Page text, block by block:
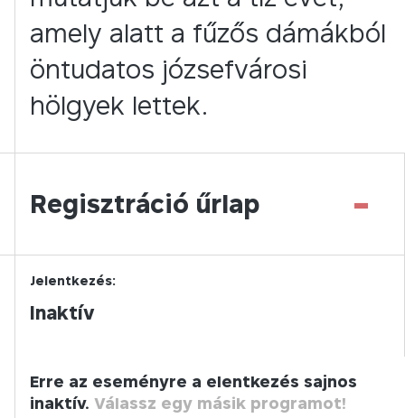
amely alatt a fűzős dámákból
öntudatos józsefvárosi
hölgyek lettek.
Regisztráció űrlap -
Jelentkezés:
Inaktív
Erre az eseményre a elentkezés sajnos
inaktív. Válassz egy másik programot!